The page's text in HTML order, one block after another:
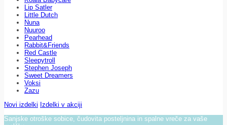
Lip Satler
Little Dutch
Nuna
Nuuroo
Pearhead
Rabbit&Friends
Red Castle
Sleepytroll
Stephen Joseph
Sweet Dreamers
Voksi
Zazu
Novi izdelki Izdelki v akciji
Sanjske otroške sobice, čudovita posteljnina in spalne vreče za vaše